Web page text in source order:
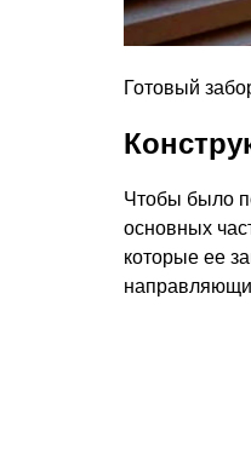
Готовый
Чтобы было
основных
которые ее